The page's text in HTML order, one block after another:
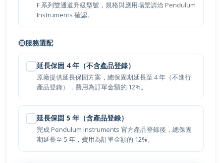
F 系列雙通道升級型號，規格與應用場景請洽 Pendulum
Instruments 確認。
服務選配
延長保固 4 年（不含產品登錄）
原廠提供延長保固方案，總保固期延長至 4 年（不進行
產品登錄），費用為訂單金額的 12%。
延長保固 5 年（含產品登錄）
完成 Pendulum Instruments 官方產品登錄後，總保固
期延長至 5 年，費用為訂單金額的 12%。